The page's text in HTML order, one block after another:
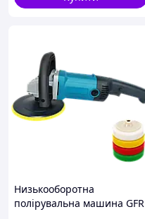
Низькооборотна
полірувальна машина GFR